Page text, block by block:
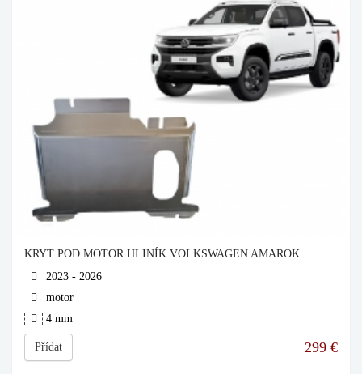
KRYT POD MOTOR HLINÍK VOLKSWAGEN AMAROK
2023 - 2026
motor
4 mm
Přídat 299 €